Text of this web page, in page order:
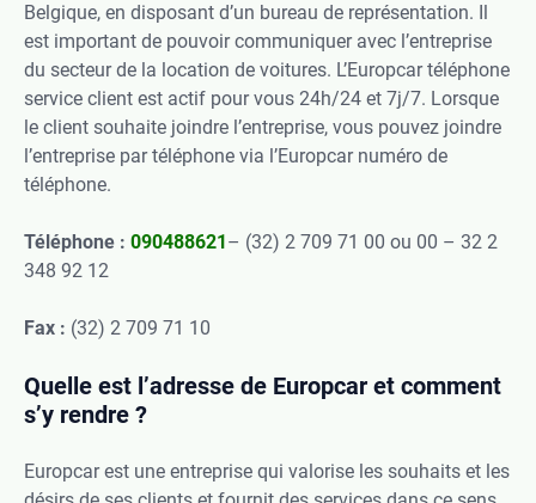
Belgique, en disposant d’un bureau de représentation. Il
est important de pouvoir communiquer avec l’entreprise
du secteur de la location de voitures. L’Europcar téléphone
service client est actif pour vous 24h/24 et 7j/7. Lorsque
le client souhaite joindre l’entreprise, vous pouvez joindre
l’entreprise par téléphone via l’Europcar numéro de
téléphone.
Téléphone : 090488621– (32) 2 709 71 00 ou 00 – 32 2
348 92 12
Fax : (32) 2 709 71 10
Quelle est l’adresse de Europcar et comment
s’y rendre ?
Europcar est une entreprise qui valorise les souhaits et les